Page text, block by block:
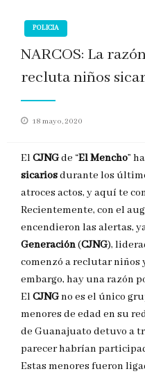
POLICIA
NARCOS: La
recluta niños
Publicado
18 mayo, 2020
ElCJNGde “El Mencho”
sicariosdurante los
atroces actos, y aquí te
Recientemente, con el
encendieron las alertas,
Generación(CJNG),
comenzó a reclutar niños
embargo, hay una razón
ElCJNGno es el único
menores de edad en su
de Guanajuato detuvo a
parecer habrían
Estas menores fueron